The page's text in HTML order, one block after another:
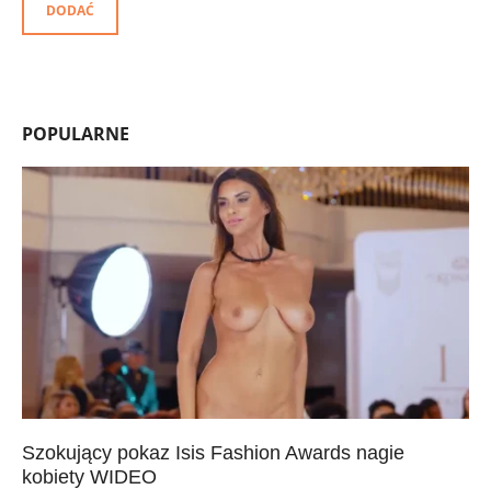
DODAĆ
POPULARNE
Szokujący pokaz Isis Fashion Awards nagie
kobiety WIDEO